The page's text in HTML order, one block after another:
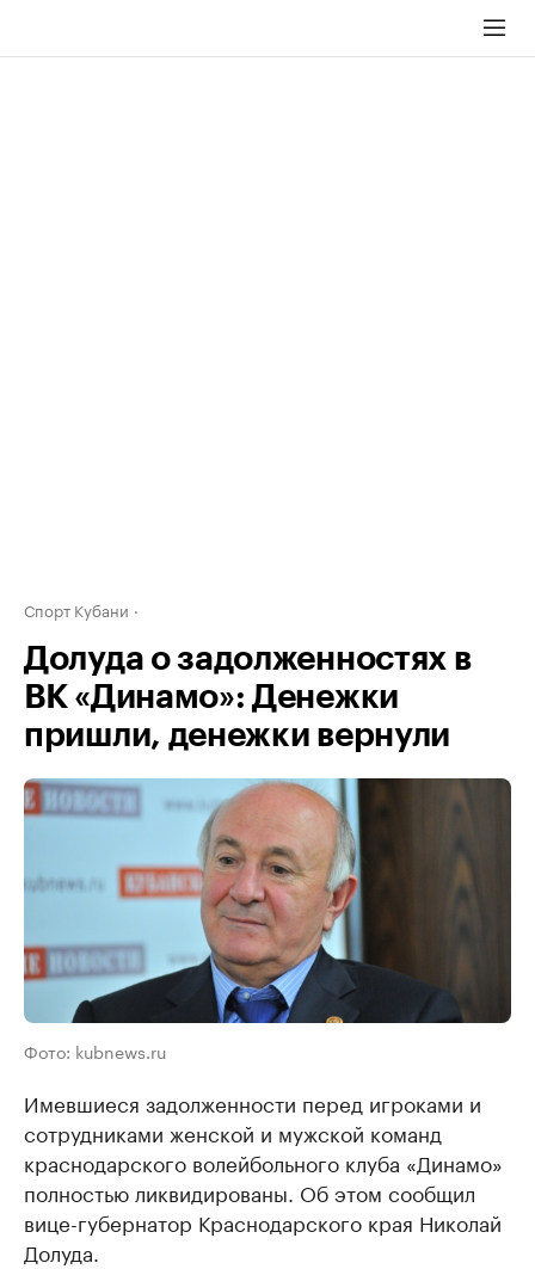
Спорт Кубани
Долуда о задолженностях в
ВК «Динамо»: Денежки
пришли, денежки вернули
Фото: kubnews.ru
Имевшиеся задолженности перед игроками и
сотрудниками женской и мужской команд
краснодарского волейбольного клуба «Динамо»
полностью ликвидированы. Об этом сообщил
вице-губернатор Краснодарского края Николай
Долуда.